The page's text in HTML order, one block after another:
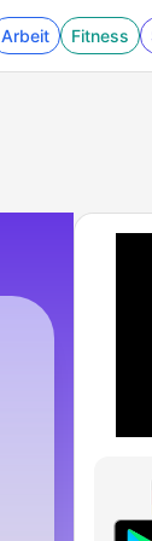
Arbeit Fitness
273